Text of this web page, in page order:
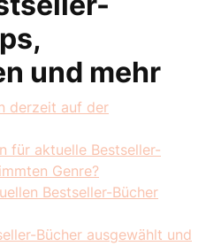
und mehr
derzeit auf der
für aktuelle Bestseller-
Genre?
Bestseller-Bücher
Bücher ausgewählt und